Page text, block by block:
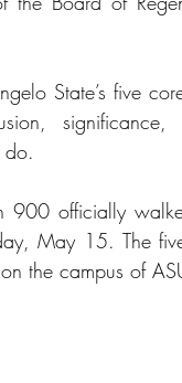
State’s five
significance,
do.
900 officially
May 15. The
the campus of